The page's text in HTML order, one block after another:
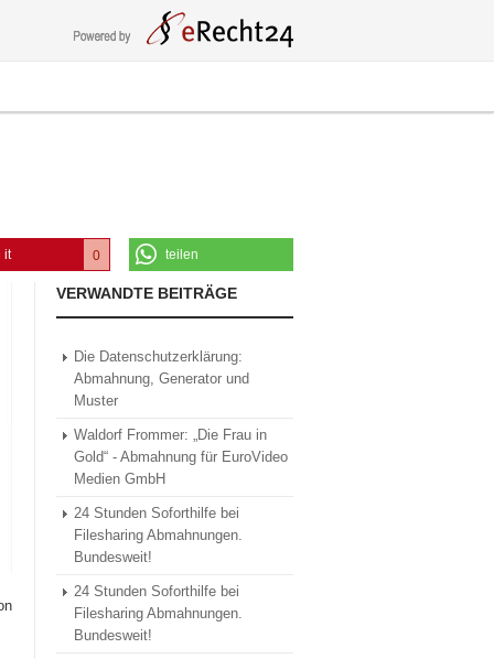
it 0
0 teilen
VERWANDTE BEITRÄGE
Die Datenschutzerklärung:
Abmahnung, Generator und
Muster
Waldorf Frommer: „Die Frau in
Gold“ - Abmahnung für EuroVideo
Medien GmbH
24 Stunden Soforthilfe bei
Filesharing Abmahnungen.
Bundesweit!
24 Stunden Soforthilfe bei
Filesharing Abmahnungen.
Bundesweit!